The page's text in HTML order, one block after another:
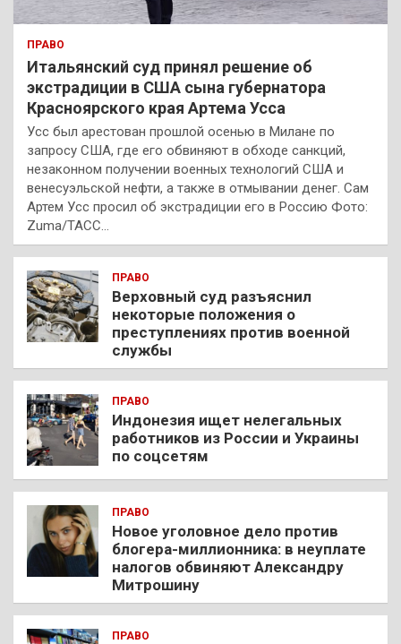
ПРАВО
Итальянский суд принял решение об
экстрадиции в США сына губернатора
Красноярского края Артема Усса
Усс был арестован прошлой осенью в Милане по
запросу США, где его обвиняют в обходе санкций,
незаконном получении военных технологий США и
венесуэльской нефти, а также в отмывании денег. Сам
Артем Усс просил об экстрадиции его в Россию Фото:
Zuma/ТАСС…
ПРАВО
Верховный суд разъяснил
некоторые положения о
преступлениях против военной
службы
ПРАВО
Индонезия ищет нелегальных
работников из России и Украины
по соцсетям
ПРАВО
Новое уголовное дело против
блогера-миллионника: в неуплате
налогов обвиняют Александру
Митрошину
ПРАВО